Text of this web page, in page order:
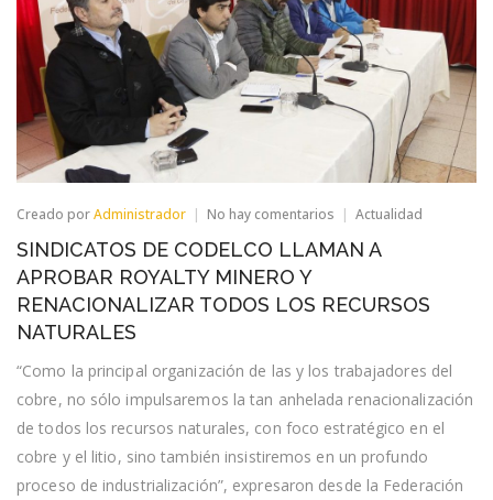
Creado porAdministrador No hay comentarios en
DE
A
MINERO
Y
RENACIONALIZAR
TODOS
LOS
RECURSOS
NATURALES
Actualidad
SINDICATOS DE CODELCO LLAMAN A
APROBAR ROYALTY MINERO Y
RENACIONALIZAR TODOS LOS RECURSOS
NATURALES
“Como la principal organización de las y los trabajadores del
cobre, no sólo impulsaremos la tan anhelada renacionalización
de todos los recursos naturales, con foco estratégico en el
cobre y el litio, sino también insistiremos en un profundo
proceso de industrialización”, expresaron desde la Federación